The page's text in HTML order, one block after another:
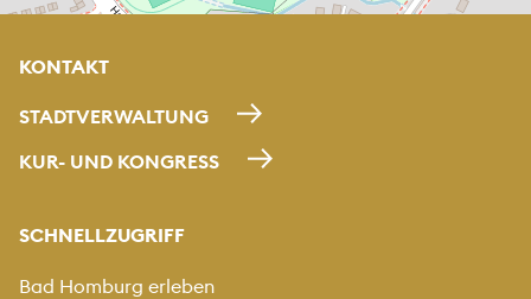
KONTAKT
STADTVERWALTUNG
KUR- UND KONGRESS
SCHNELLZUGRIFF
Bad Homburg erleben